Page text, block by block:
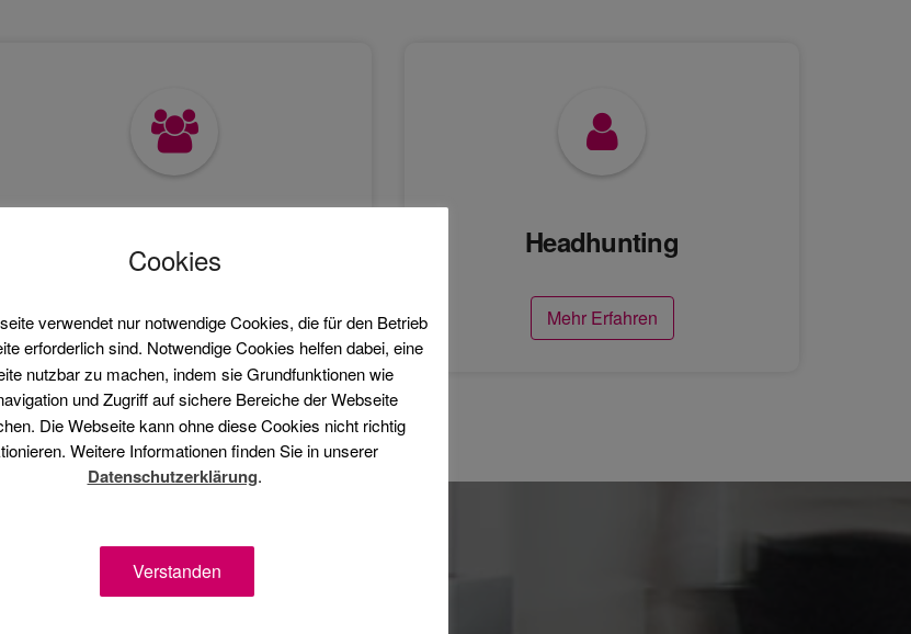
überlassung
Mehr Erfahren
Headhunting
Mehr Erfahren
Vorteile
Cookies
verwendet nur notwendige Cookies, die für den Betrieb
erforderlich sind. Notwendige Cookies helfen dabei, eine
nutzbar zu machen, indem sie Grundfunktionen wie
und Zugriff auf sichere Bereiche der Webseite
Die Webseite kann ohne diese Cookies nicht richtig
Weitere Informationen finden Sie in unserer
Datenschutzerklärung.
Verstanden